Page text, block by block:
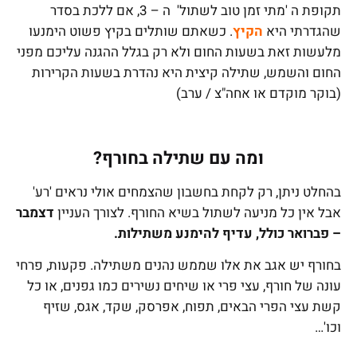
תקופת ה 'מתי זמן טוב לשתול' ה – 3, אם ללכת בסדר
שהגדרתי היא הקיץ. כשאתם שותלים בקיץ פשוט הימנעו
מלעשות זאת בשעות החום ולא רק בגלל ההגנה עליכם מפני
החום והשמש, שתילה קיצית היא נהדרת בשעות הקרירות
(בוקר מוקדם או אחה"צ / ערב)
ומה עם שתילה בחורף?
בהחלט ניתן, רק לקחת בחשבון שהצמחים אולי נראים 'רע'
אבל אין כל מניעה לשתול בשיא החורף. לצורך העניין דצמבר
– פברואר כולל, עדיף להימנע משתילות.
בחורף יש אגב את אלו שממש נהנים משתילה. פקעות, פרחי
עונה של חורף, עצי פרי או שיחים נשירים כמו גפנים, או כל
קשת עצי הפרי הבאים, תפוח, אפרסק, שקד, אגס, שזיף
וכו'…